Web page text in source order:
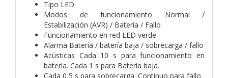
Tipo LED
Modos de funcionamiento Normal /
Estabilización (AVR) / Batería / Fallo
Funcionamiento en red LED verde
Alarma Batería / batería baja / sobrecarga / fallo
Acústicas Cada 10 s para funcionamiento en
batería. Cada 1 s para Batería baja.
Cada 0,5 s para sobrecarga. Continuo para fallo.